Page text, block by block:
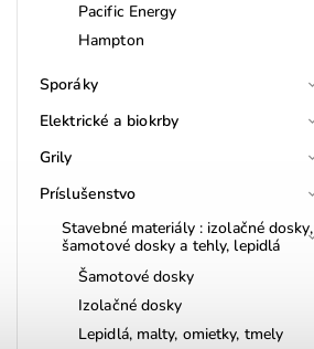
Pacific Energy
Hampton
Sporáky
Elektrické a biokrby
Grily
Príslušenstvo
Stavebné materiály : izolačné dosky,
šamotové dosky a tehly, lepidlá
Šamotové dosky
Izolačné dosky
Lepidlá, malty, omietky, tmely